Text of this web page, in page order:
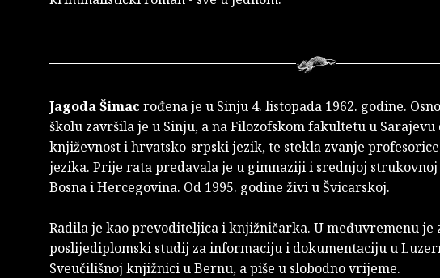
Jagoda Šimac rođena je u Sinju 4. listopada 1962. godine.
školu završila je u Sinju, a na Filozofskom fakultetu u
književnost i hrvatsko-srpski jezik, te stekla zvanje
jezika. Prije rata predavala je u gimnaziji i srednjoj
Bosna i Hercegovina. Od 1995. godine živi u Švicarskoj.
Radila je kao prevoditeljica i knjižničarka. U međuvremenu je
poslijediplomski studij za informaciju i dokumentaciju u
Sveučilišnoj knjižnici u Bernu, a piše u slobodno vrijeme.